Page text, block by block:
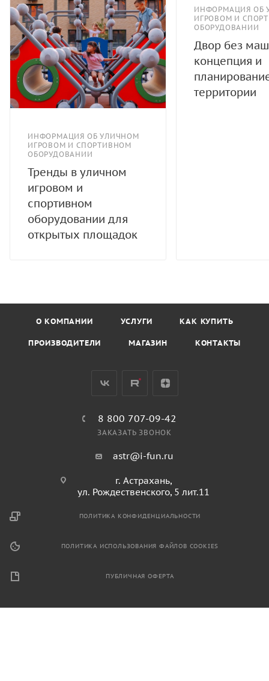
качества и требованиям ГОСТ. Современные
технологии напыления и инновационные красители
предлагают яркие расцветки, которые не выгорают
под воздействием солнца. Установка производится
методом бетонирования. Антивандальное исполнение
обеспечивает долговечность.
ИНФОРМАЦИЯ ОБ УЛИЧНОМ
ИГРОВОМ И СПОРТИВНОМ
ОБОРУДОВАНИИ
Тренды в уличном
игровом и
спортивном
оборудовании для
открытых площадок
ИНФОРМАЦИЯ ОБ
ИГРОВОМ И
ОБОРУДОВАНИИ
Двор без
концепция и
территории
О КОМПАНИИ УСЛУГИ КАК КУПИТЬ
ПРОИЗВОДИТЕЛИ МАГАЗИН КОНТАКТЫ
8 800 707-09-42
ЗАКАЗАТЬ ЗВОНОК
astr@i-fun.ru
г. Астрахань,
ул. Рождественского, 5 лит.11
ПОЛИТИКА КОНФИДЕНЦИАЛЬНОСТИ
ПОЛИТИКА ИСПОЛЬЗОВАНИЯ ФАЙЛОВ COOKIES
ПУБЛИЧНАЯ ОФЕРТА